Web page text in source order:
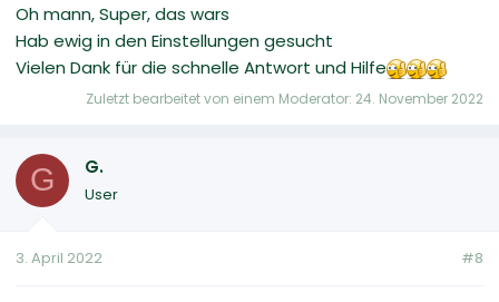
Oh mann, Super, das wars
Hab ewig in den Einstellungen gesucht
Vielen Dank für die schnelle Antwort und Hilfe
Zuletzt bearbeitet von einem Moderator: 24. November 2022
G G.
User
3. April 2022 #8